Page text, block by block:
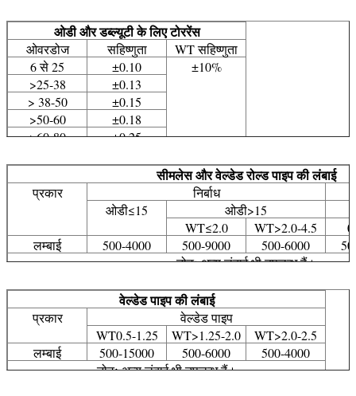
ओडी और डब्ल्यूटी के लिए टोररेंस
ओवरडोज सहिष्णुता
WT सहिष्णुता
6 से 25
±0.10
±10%
>25-38
±0.13
> 38-50
±0.15
>50-60
±0.18
>60-80
±0.25
सीमलेस और वेल्डेड रोल्ड पाइप की लंबाई
प्रकार
निर्बाध
ओडी≤15
ओडी>15
WT≤2.0
WT>2.0-4.5
लम्बाई
500-4000 500-9000 500-6000
नोटः अन्य लंबाई भी उपलब्ध हैं।
वेल्डेड पाइप की लंबाई
प्रकार
वेल्डेड पाइप
WT0.5-1.25
WT>1.25-2.0
WT>2.0-2.5
लम्बाई
500-15000 500-6000
500-4000
नोटः अन्य लंबाई भी उपलब्ध हैं।